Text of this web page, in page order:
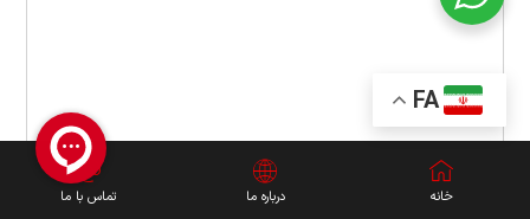
خانه درباره ما تماس با ما
FA